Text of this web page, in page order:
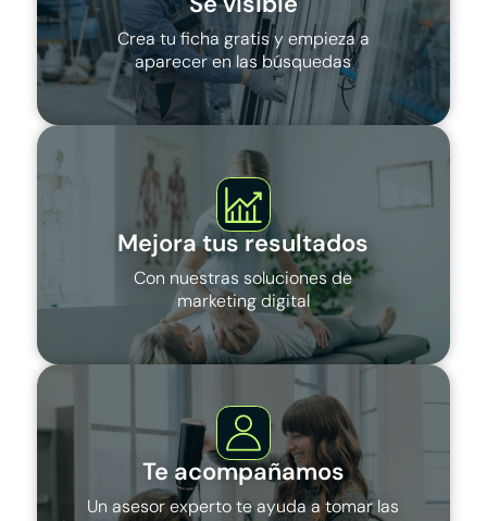
Crea tu ficha gratis y empieza a
aparecer en las búsquedas
Mejora tus resultados
Con nuestras soluciones de
marketing digital
Te acompañamos
Un asesor experto te ayuda a tomar las